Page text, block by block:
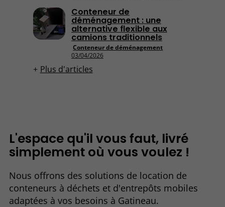
Conteneur de déménagement
03/04/2026
Conteneur de
déménagement : une
alternative flexible aux
camions traditionnels
Plus d'articles
L'espace qu'il vous faut, livré
simplement où vous voulez !
Nous offrons des solutions de location de
conteneurs à déchets et d'entrepôts mobiles
adaptées à vos besoins à Gatineau.